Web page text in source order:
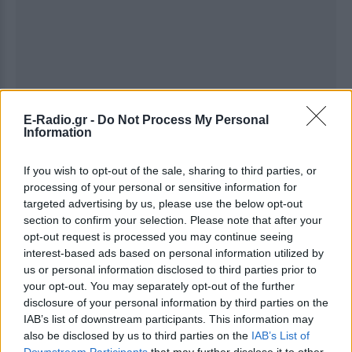
E-Radio.gr - Do Not Process My Personal
Information
If you wish to opt-out of the sale, sharing to third parties, or
processing of your personal or sensitive information for
targeted advertising by us, please use the below opt-out
section to confirm your selection. Please note that after your
opt-out request is processed you may continue seeing
interest-based ads based on personal information utilized by
us or personal information disclosed to third parties prior to
your opt-out. You may separately opt-out of the further
disclosure of your personal information by third parties on the
IAB’s list of downstream participants. This information may
also be disclosed by us to third parties on the IAB’s List of
Ακολουθήστε το E-Radio.gr στο Google News
και μάθετε πρώτοιτα πιο hot νέα.
Εσύ μπήκες στο E-Daily.gr; Τα νέα της ημέρας
και ότι σου κάνει κλικ!
Ακολουθήστε το E-Radio.gr και στο Instagram
ΔΙΑΦΗΜΙΣΗ